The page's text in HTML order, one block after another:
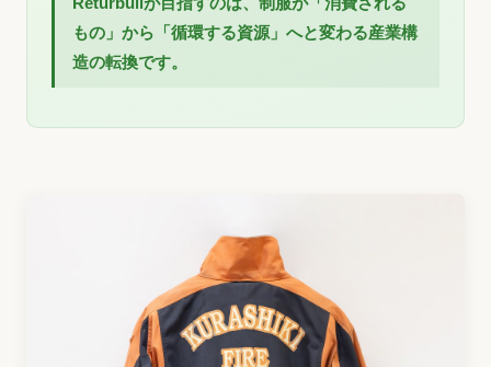
もの」から「循環する資源」へと変わる産業構
造の転換です。